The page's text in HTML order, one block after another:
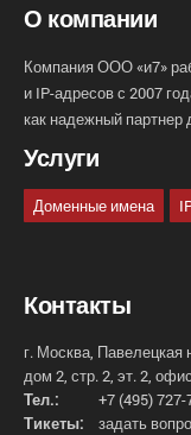
О компании
Компания ООО «и7»
и IP-адресов с 2007
как надежный партнер
Услуги
Доменные имена
Контакты
г. Москва, Павелецкая
дом 2, стр. 2, эт. 2,
Тел.:
+7 (495) 727-
Тикеты:
задать